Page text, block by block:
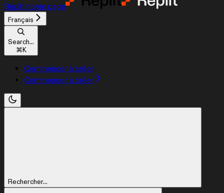
Replit home page
Français
Search...
⌘K
Commencer à créer
Commencer à créer
Rechercher...